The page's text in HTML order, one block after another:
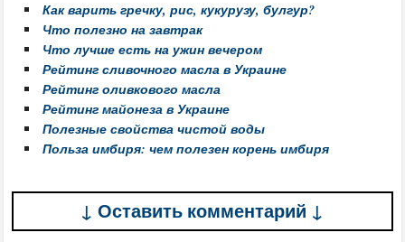
Как варить гречку, рис, кукурузу, булгур?
Что полезно на завтрак
Что лучше есть на ужин вечером
Рейтинг сливочного масла в Украине
Рейтинг оливкового масла
Рейтинг майонеза в Украине
Полезные свойства чистой воды
Польза имбиря: чем полезен корень имбиря
↓ Оставить комментарий ↓